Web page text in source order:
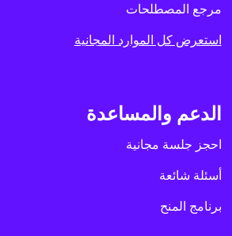
مرجع المصطلحات
استعرض كل الموارد المجانية
الدعم والمساعدة
احجز جلسة مجانية
أسئلة شائعة
برنامج المنح